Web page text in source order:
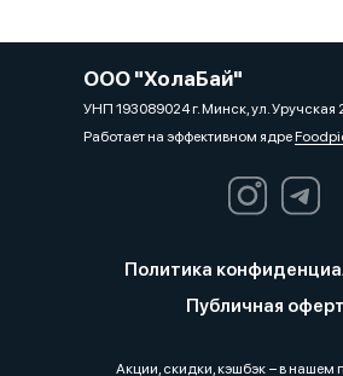
ООО "ХолаБай"
УНП 193089024 г. Минск, ул. Уручская
Работает на эффективном ядре
Политика
Публичная
Акции, скидки, кэшбэк − в нашем